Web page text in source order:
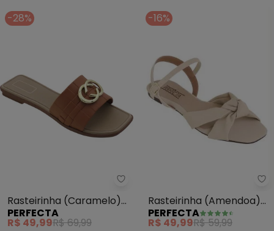
-28%
Perfecta - Rasteirinha
Rasteirinha (Caramelo)
com Solado Flexível
PERFECTA
R$ 49,99R$ 69,99
-16%
Rasteirinha (Amendoa)
com Tiras Transpassadas
PERFECTA
R$ 49,99R$ 59,99